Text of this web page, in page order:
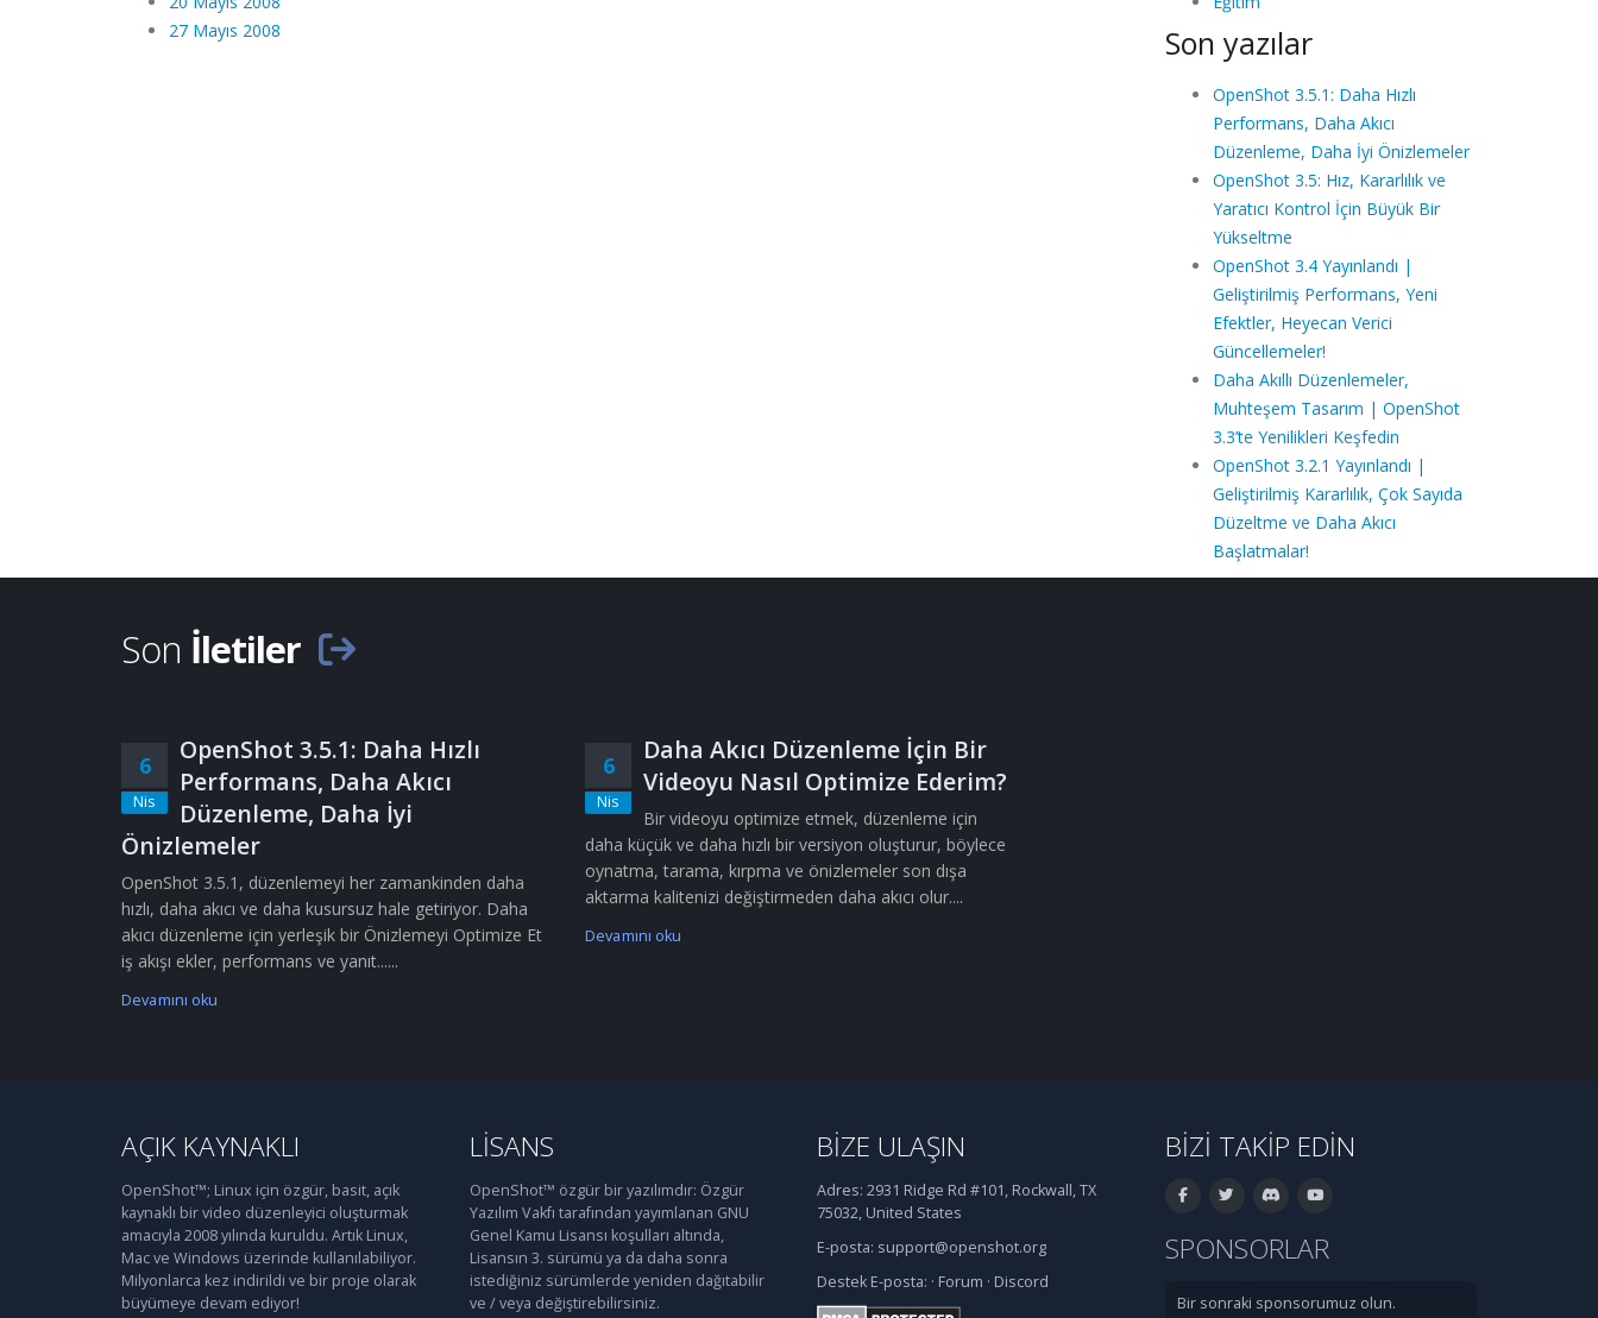
27 Mayıs 2008
Son yazılar
OpenShot 3.5.1: Daha Hızlı
Performans, Daha Akıcı
Düzenleme, Daha İyi Önizlemeler
OpenShot 3.5: Hız, Kararlılık ve
Yaratıcı Kontrol İçin Büyük Bir
Yükseltme
OpenShot 3.4 Yayınlandı |
Geliştirilmiş Performans, Yeni
Efektler, Heyecan Verici
Güncellemeler!
Daha Akıllı Düzenlemeler,
Muhteşem Tasarım | OpenShot
3.3’te Yenilikleri Keşfedin
OpenShot 3.2.1 Yayınlandı |
Geliştirilmiş Kararlılık, Çok Sayıda
Düzeltme ve Daha Akıcı
Başlatmalar!
Son İletiler
6
Nis
OpenShot 3.5.1: Daha Hızlı
Performans, Daha Akıcı
Düzenleme, Daha İyi
Önizlemeler
OpenShot 3.5.1, düzenlemeyi her zamankinden daha
hızlı, daha akıcı ve daha kusursuz hale getiriyor. Daha
akıcı düzenleme için yerleşik bir Önizlemeyi Optimize Et
iş akışı ekler, performans ve yanıt......
Devamını oku
6
Nis
Daha Akıcı Düzenleme İçin Bir
Videoyu Nasıl Optimize Ederim?
Bir videoyu optimize etmek, düzenleme için
daha küçük ve daha hızlı bir versiyon oluşturur, böylece
oynatma, tarama, kırpma ve önizlemeler son dışa
aktarma kalitenizi değiştirmeden daha akıcı olur....
Devamını oku
AÇIK KAYNAKLI
OpenShot™; Linux için özgür, basit, açık
kaynaklı bir video düzenleyici oluşturmak
amacıyla 2008 yılında kuruldu. Artık Linux,
Mac ve Windows üzerinde kullanılabiliyor.
Milyonlarca kez indirildi ve bir proje olarak
büyümeye devam ediyor!
LISANS
OpenShot™ özgür bir yazılımdır: Özgür
Yazılım Vakfı tarafından yayımlanan GNU
Genel Kamu Lisansı koşulları altında,
Lisansın 3. sürümü ya da daha sonra
istediğiniz sürümlerde yeniden dağıtabilir
ve / veya değiştirebilirsiniz.
BIZE ULAŞIN
Adres: 2931 Ridge Rd #101, Rockwall, TX
75032, United States
E-posta: support@openshot.org
Destek E-posta: · Forum · Discord
BIZI TAKIP EDIN
SPONSORLAR
Bir sonraki sponsorumuz olun.